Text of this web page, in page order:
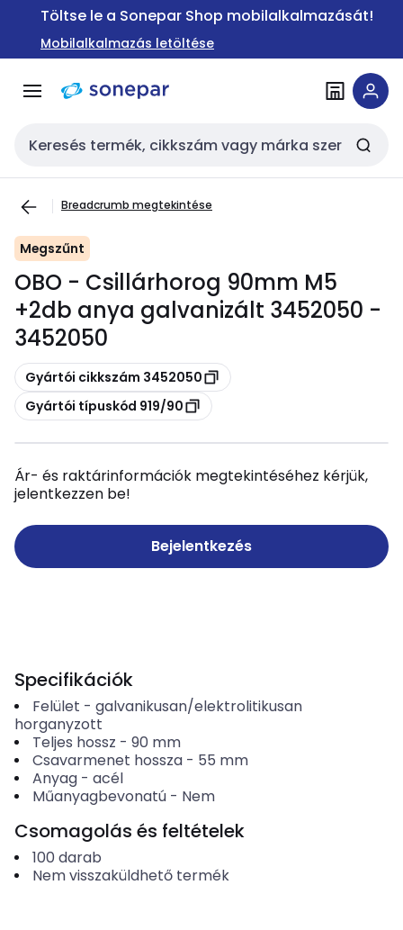
Ugrás a
Ugrás a
tartalomra
Töltse le a Sonepar Shop mobilalkalmazását!
Mobilalkalmazás letöltése
Keresési bemenet
Breadcrumb megtekintése
Megszűnt
OBO - Csillárhorog 90mm M5
+2db anya galvanizált 3452050 -
3452050
Másolás
Gyártói cikkszám 3452050
Másolás
Gyártói típuskód 919/90
Ár- és raktárinformációk megtekintéséhez kérjük,
jelentkezzen be!
Bejelentkezés
Specifikációk
Felület - galvanikusan/elektrolitikusan
horganyzott
Teljes hossz - 90 mm
Csavarmenet hossza- 55 mm
Anyag- acél
Műanyagbevonatú- Nem
Csomagolás és feltételek
100 darab
Nem visszaküldhető termék